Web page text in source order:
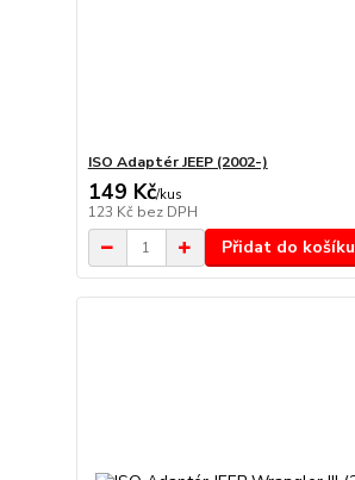
ISO Adaptér JEEP (2002-)
149 Kč/kus
123 Kč bez DPH
Přidat do košíku